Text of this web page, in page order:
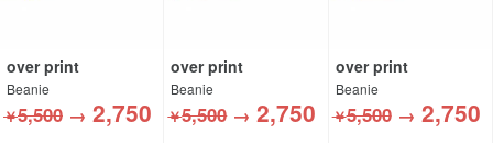
over print
Beanie
￥5,500 → 2,750
over print
Beanie
￥5,500→2,750
over print
Beanie
￥5,500→ 2,750